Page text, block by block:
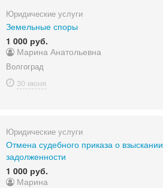
Юридические услуги
Земельные споры
1 000 руб.
Марина Анатольевна
Волгоград
30 июня
Юридические услуги
Отмена судебного приказа о взыскании
задолженности
1 000 руб.
Марина